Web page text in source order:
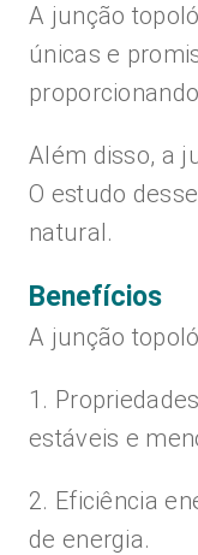
A junção
únicas e
Além disso, a
O estudo
natural.
Benefícios
A junção
1.
estáveis e
2. Eficiência
de energia.